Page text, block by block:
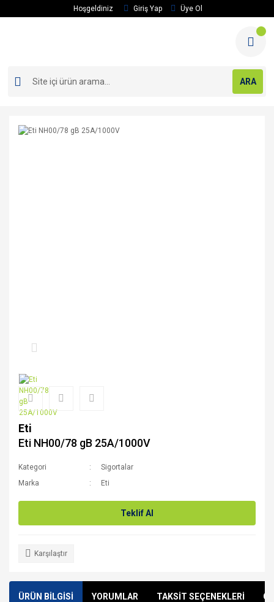
Hoşgeldiniz Giriş Yap Üye Ol
ARA
Eti
Eti NH00/78 gB 25A/1000V
Kategori
Sigortalar
Marka
Eti
Teklif Al
Karşılaştır
ÜRÜN BİLGİSİ YORUMLAR TAKSİT SEÇENEKLERİ